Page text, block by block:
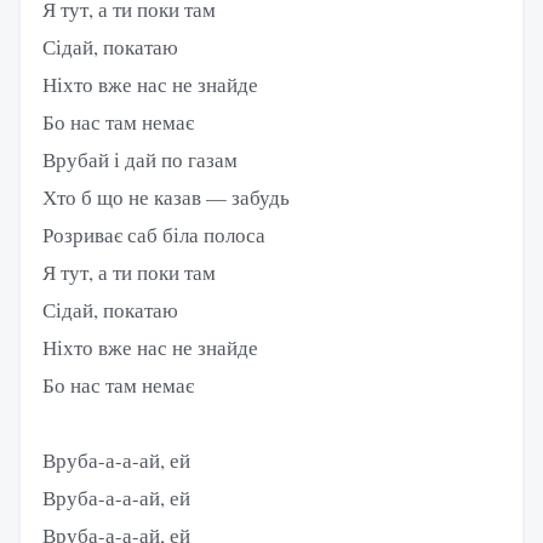
Я тут, а ти поки там
Сідай, покатаю
Ніхто вже нас не знайде
Бо нас там немає
Врубай і дай по газам
Хто б що не казав — забудь
Розриває саб біла полоса
Я тут, а ти поки там
Сідай, покатаю
Ніхто вже нас не знайде
Бо нас там немає
Вруба-а-а-ай, ей
Вруба-а-а-ай, ей
Вруба-а-а-ай, ей